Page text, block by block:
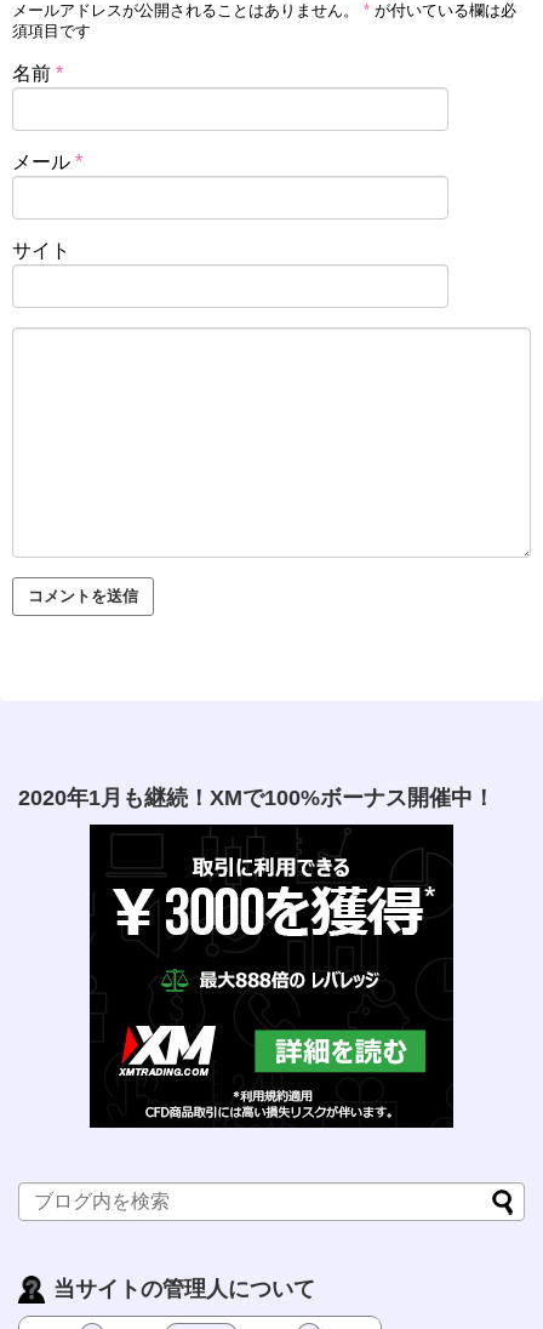
メールアドレスが公開されることはありません。 * が付いている欄は必
須項目です
名前 *
メール *
サイト
2020年1月も継続！XMで100%ボーナス開催中！
当サイトの管理人について